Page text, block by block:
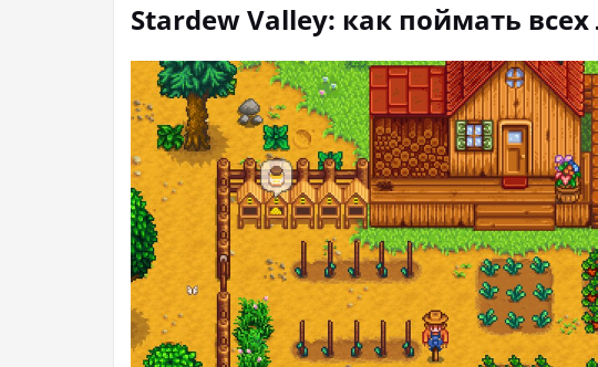
Stardew Valley: как поймать